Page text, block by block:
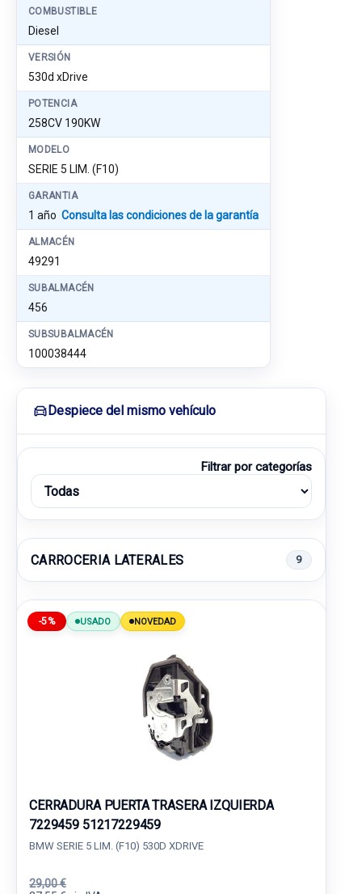
COMBUSTIBLE
Diesel
VERSIÓN
530d xDrive
POTENCIA
258CV 190KW
MODELO
SERIE 5 LIM. (F10)
GARANTIA
1 año Consulta las condiciones de la garantía
ALMACÉN
49291
SUBALMACÉN
456
SUBSUBALMACÉN
100038444
Despiece del mismo vehículo
Filtrar por categorías
CARROCERIA LATERALES 9
-5% USADO NOVEDAD
CERRADURA PUERTA TRASERA IZQUIERDA
7229459 51217229459
BMW SERIE 5 LIM. (F10) 530D XDRIVE
29,00 €